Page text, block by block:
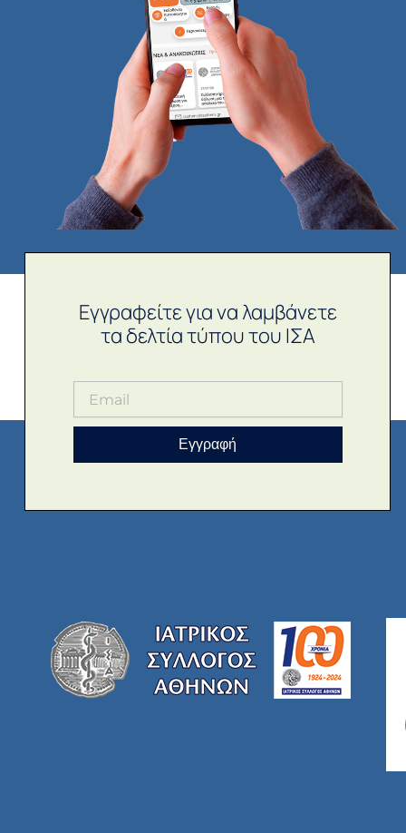
Εγγραφείτε για να λαμβάνετε
τα δελτία τύπου του ΙΣΑ
Εγγραφή